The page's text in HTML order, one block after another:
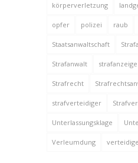
körperverletzung
opfer polizei raub
Staatsanwaltschaft
Strafanwalt strafanzeige
Strafrecht
strafverteidiger
Unterlassungsklage
Verleumdung